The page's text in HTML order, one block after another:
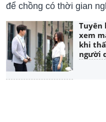
để chồng có thời gian
Tuyên
xem
khi
người